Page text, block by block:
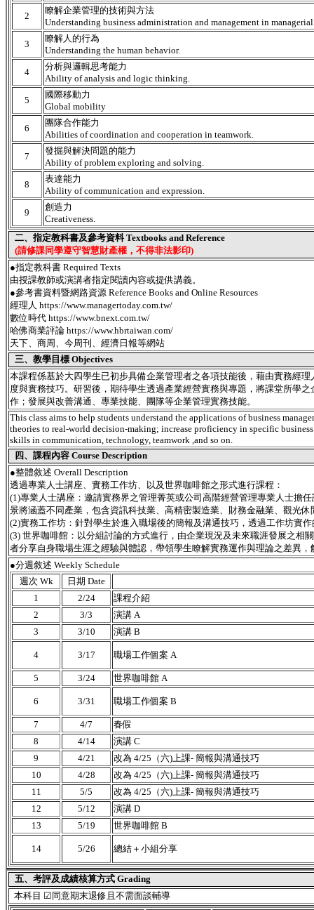
2
瞭解企業管理的技術與方法
Understanding business administration and management in
3
瞭解人的行為
Understanding the human behavior.
4
分析與邏輯思考能力
Ability of analysis and logic thinking.
5
國際移動力
Global mobility
6
團隊合作能力
Abilities of coordination and cooperation in teamwork.
7
發掘與解決問題的能力
Ability of problem exploring and solving.
8
表達能力
Ability of communication and expression.
9
創造力
Creativeness.
二、指定教科書及參考資料 Textbooks and Reference
(請修課同學遵守智慧財產權，不得非法影印)
●指定教科書 Required Texts
由授課教師或演講者指定閱讀內容或提供講義。
●參考書資料暨網路資源 Reference Books and Online Resources
經理人 https://www.managertoday.com.tw/
數位時代 https://www.bnext.com.tw/
哈佛商業評論 https://www.hbrtaiwan.com/
天下、商周、今周刊、經濟日報等網站
三、教學目標 Objectives
本課程係基於大四學生已初步具備企業管理者之各項技能後，藉由實務經
度與實務技巧。研習後，期待學生透過產業經營實務與專題，將課堂所學
作；發展與改善溝通、專業技能、團隊等企業管理實務技能。
This class aims to help students understand the applications of business
theories to real-world decision-making; increase proficiency in specific
skills in communication, technology, teamwork ,and so on.
四、課程內容 Course Description
●整體敘述 Overall Description
透過專業人士講座、實務工作坊、以及世界咖啡館之形式進行課程：
(1)專業人士講座：邀請實務界之管理菁英或公司高階經營管理專業人士擔
景將涵蓋不同產業，包含資訊科技業、高精密製造業、財務金融業、觀光
(2)實務工作坊：針對學生於進入職場後的簡報及溝通技巧，透過工作坊實
(3) 世界咖啡館：以分組討論的方式進行，由企業現況及未來職涯發展之
者分享自身職場生涯之經驗與體認，帶領學生瞭解實務運作與理論之差異
●分週敘述 Weekly Schedule
週次 Wk
日期 Date
1
2/24
課程介紹
2
3/3
演講 A
3
3/10 演講 B
4 3/17 職場工作個案 A
5 3/24 世界咖啡館 A
6 3/31 職場工作個案 B
7 4/7
春假
8
4/14
演講 C
9
4/21
改為 4/25（六)上課- 簡報與溝通技巧
10
4/28
改為 4/25（六)上課- 簡報與溝通技巧
11
5/5
改為 4/25（六)上課- 簡報與溝通技巧
12
5/12
演講 D
13
5/19 世界咖啡館 B
14 5/26 總結＋小組分享
五、考評及成績核算方式 Grading
本科目 ☑同意期末退修且不需面談輔導